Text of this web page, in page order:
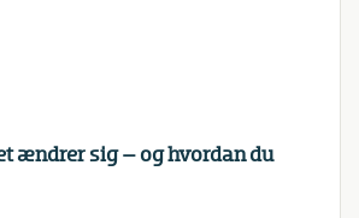
ændrer sig – og hvordan du